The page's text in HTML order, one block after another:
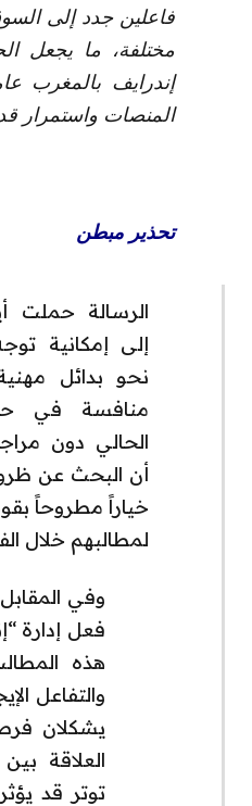
فاعلين جدد إلى
مختلفة، ما يجعل
إندرايف بالمغرب
المنصات واستمرار
تحذير مبطن
الرسالة حملت
إلى إمكانية
نحو بدائل
منافسة في
الحالي دون
أن البحث عن
خياراً مطروحاً
لمطالبهم خلال
وفي
فعل إدارة
هذه
والتفاعل
يشكلان
العلاقة
توتر قد